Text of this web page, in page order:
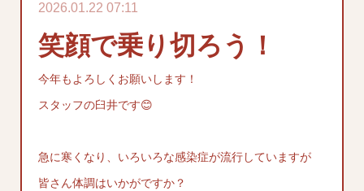
2026.01.22 07:11
笑顔で乗り切ろう！
今年もよろしくお願いします！
スタッフの臼井です😊
急に寒くなり、いろいろな感染症が流行していますが
皆さん体調はいかがですか？